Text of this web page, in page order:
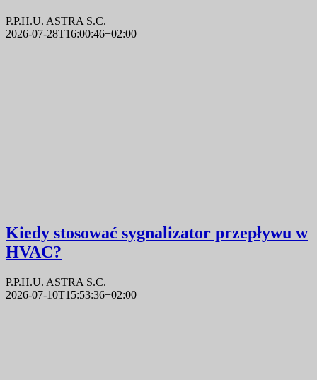
P.P.H.U. ASTRA S.C.
2026-07-28T16:00:46+02:00
Kiedy stosować sygnalizator przepływu w
HVAC?
P.P.H.U. ASTRA S.C.
2026-07-10T15:53:36+02:00